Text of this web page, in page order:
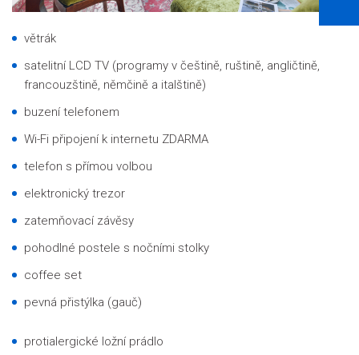
větrák
satelitní LCD TV (programy v češtině, ruštině, angličtině,
francouzštině, němčině a italštině)
buzení telefonem
Wi-Fi připojení k internetu ZDARMA
telefon s přímou volbou
elektronický trezor
zatemňovací závěsy
pohodlné postele s nočními stolky
coffee set
pevná přistýlka (gauč)
protialergické ložní prádlo